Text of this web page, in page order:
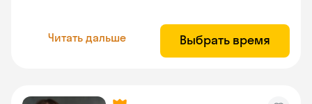
Читать дальше Выбрать время